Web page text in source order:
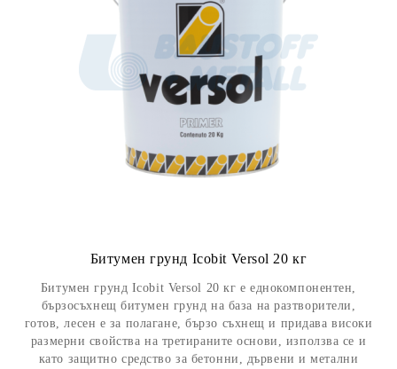
Битумен грунд Icobit Versol 20 кг
Битумен грунд Icobit Versol 20 кг е еднокомпонентен,
бързосъхнещ битумен грунд на база на разтворители,
готов, лесен е за полагане, бързо съхнещ и придава високи
размерни свойства на третираните основи, използва се и
като защитно средство за бетонни, дървени и метални